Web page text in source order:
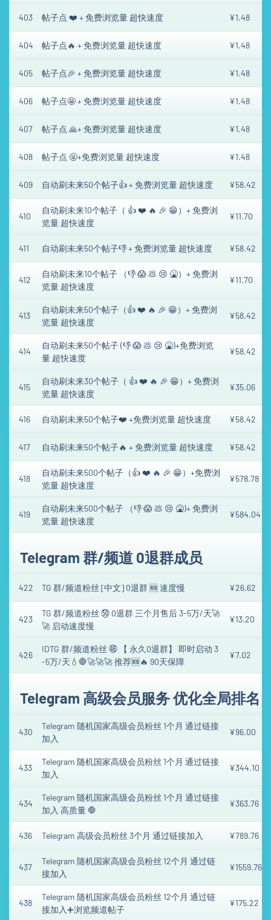
403 帖子点 ❤️ + 免费浏览量 超快速度 ¥1.48
404 帖子点🔥 + 免费浏览量 超快速度 ¥1.48
405 帖子点🎉 + 免费浏览量 超快速度 ¥1.48
406 帖子点🤩 + 免费浏览量 超快速度 ¥1.48
407 帖子点 🙏+ 免费浏览量 超快速度 ¥1.48
408 帖子点 🤬+免费浏览量 超快速度 ¥1.48
409 自动刷未来50个帖子👍 + 免费浏览量 超快速度 ¥58.42
410
自动刷未来10个帖子（ 👍 ❤️ 🔥 🎉 😁）+ 免费浏
览量 超快速度
¥11.70
411 自动刷未来50个帖子👎 + 免费浏览量 超快速度 ¥58.42
412
自动刷未来10个帖子 （👎 😱 💩 😢 🤮）+ 免费浏
览量 超快速度
¥11.70
413
自动刷未来50个帖子（👍 ❤️ 🔥 🎉 😁）+ 免费浏
览量 超快速度
¥58.42
414
自动刷未来50个帖子 (👎 😱 💩 😢 🤮)+免费浏览
量 超快速度
¥58.42
415
自动刷未来30个帖子（ 👍 ❤️ 🔥 🎉 😁）+ 免费浏
览量 超快速度
¥35.06
416 自动刷未来50个帖子❤️ +免费浏览量 超快速度 ¥58.42
417 自动刷未来50个帖子🔥 + 免费浏览量 超快速度 ¥58.42
418
自动刷未来500个帖子（👍 ❤️ 🔥 🎉 😁）+免费浏
览量 超快速度
¥578.78
419
自动刷未来500个帖子 （👎 😱 💩 😢 🤮)+ 免费浏
览量 超快速度
¥584.04
Telegram 群/频道 0退群成员
422 TG 群/频道粉丝 [中文] 0退群 🆕 速度慢 ¥26.62
423
TG 群/频道粉丝 ㊿ 0退群 三个月售后 3-5万/天🚀
🚀 启动速度慢
¥13.20
426
IDTG 群/频道粉丝 ㊻ 【 永久0退群】 即时启动 3
-5万/天💧🛑🚀🚀🚀 推荐🆕🔥 90天保障
¥7.02
Telegram 高级会员服务 优化全局排名
430
Telegram 随机国家高级会员粉丝 1个月 通过链接
加入
¥96.00
433
Telegram 随机国家高级会员粉丝 1个月 通过链接
加入
¥344.10
434
Telegram 随机国家高级会员粉丝 1个月 通过链接
加入 高质量 🛑
¥363.76
436 Telegram 高级会员粉丝 3个月 通过链接加入 ¥789.76
437
Telegram 随机国家高级会员粉丝 12个月 通过链
接加入
¥1559.76
438
Telegram 随机国家高级会员粉丝 12个月 通过链
接加入➕浏览频道帖子
¥175.22